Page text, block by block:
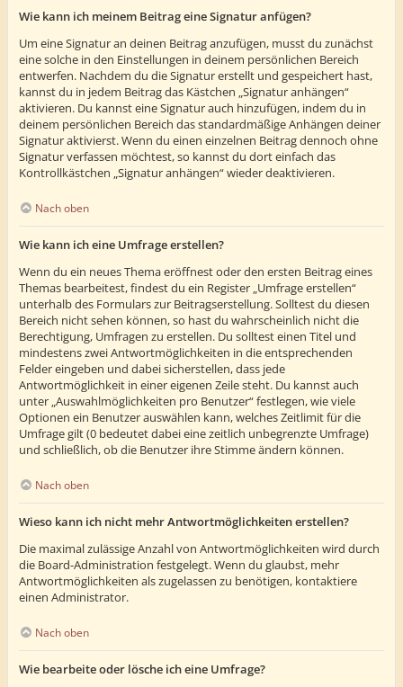
Wie kann ich meinem Beitrag eine Signatur anfügen?
Um eine Signatur an deinen Beitrag anzufügen, musst du zunächst
eine solche in den Einstellungen in deinem persönlichen Bereich
entwerfen. Nachdem du die Signatur erstellt und gespeichert hast,
kannst du in jedem Beitrag das Kästchen „Signatur anhängen“
aktivieren. Du kannst eine Signatur auch hinzufügen, indem du in
deinem persönlichen Bereich das standardmäßige Anhängen deiner
Signatur aktivierst. Wenn du einen einzelnen Beitrag dennoch ohne
Signatur verfassen möchtest, so kannst du dort einfach das
Kontrollkästchen „Signatur anhängen“ wieder deaktivieren.
Nach oben
Wie kann ich eine Umfrage erstellen?
Wenn du ein neues Thema eröffnest oder den ersten Beitrag eines
Themas bearbeitest, findest du ein Register „Umfrage erstellen“
unterhalb des Formulars zur Beitragserstellung. Solltest du diesen
Bereich nicht sehen können, so hast du wahrscheinlich nicht die
Berechtigung, Umfragen zu erstellen. Du solltest einen Titel und
mindestens zwei Antwortmöglichkeiten in die entsprechenden
Felder eingeben und dabei sicherstellen, dass jede
Antwortmöglichkeit in einer eigenen Zeile steht. Du kannst auch
unter „Auswahlmöglichkeiten pro Benutzer“ festlegen, wie viele
Optionen ein Benutzer auswählen kann, welches Zeitlimit für die
Umfrage gilt (0 bedeutet dabei eine zeitlich unbegrenzte Umfrage)
und schließlich, ob die Benutzer ihre Stimme ändern können.
Nach oben
Wieso kann ich nicht mehr Antwortmöglichkeiten erstellen?
Die maximal zulässige Anzahl von Antwortmöglichkeiten wird durch
die Board-Administration festgelegt. Wenn du glaubst, mehr
Antwortmöglichkeiten als zugelassen zu benötigen, kontaktiere
einen Administrator.
Nach oben
Wie bearbeite oder lösche ich eine Umfrage?